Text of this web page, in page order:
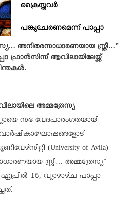
ക്രൈസ്തവർ
പങ്കുചേരണമെന്ന് പാപ്പാ
അനിതരസാധാരണയായ സ്ത്രീ…”
ഫ്രാൻസിസ് ആവിലായിലേയ്ക്ക്
അമ്മത്രേസ്യ
സഭ വേദപാരംഗതയായി
വാർഷികാഘോഷങ്ങളോട്
(University of Avila)
സ്ത്രീ… അമ്മത്രേസ്യ”
15, വ്യാഴാഴ്ച പാപ്പാ